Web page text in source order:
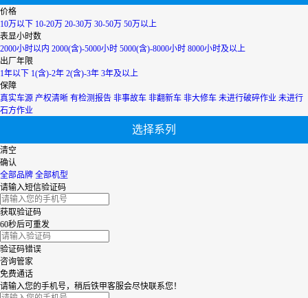
宁夏
内蒙古
青海
上海
陕西
山西
山东
四川
天津
台湾
新疆
香港
云南
浙江
价格
10万以下 10-20万 20-30万 30-50万 50万以上
表显小时数
2000小时以内 2000(含)-5000小时 5000(含)-8000小时 8000小时及以上
出厂年限
1年以下 1(含)-2年 2(含)-3年 3年及以上
保障
真实车源 产权清晰 有检测报告 非事故车 非翻新车 非大修车 未进行破碎作业 未进行
石方作业
选择系列
清空
确认
全部品牌 全部机型
请输入短信验证码
获取验证码
60秒后可重发
验证码错误
咨询管家
免费通话
请输入您的手机号，稍后铁甲客服会尽快联系您！